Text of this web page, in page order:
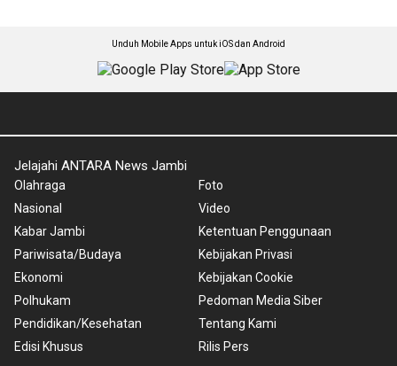
Unduh Mobile Apps untuk iOS dan Android
Jelajahi ANTARA News Jambi
Olahraga
Nasional
Kabar Jambi
Pariwisata/Budaya
Ekonomi
Polhukam
Pendidikan/Kesehatan
Edisi Khusus
Foto
Video
Ketentuan Penggunaan
Kebijakan Privasi
Kebijakan Cookie
Pedoman Media Siber
Tentang Kami
Rilis Pers